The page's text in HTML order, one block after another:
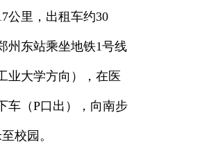
公里，出租车约30
州东站乘坐地铁1号线
业大学方向），在医
车（P口出），向南步
校园。